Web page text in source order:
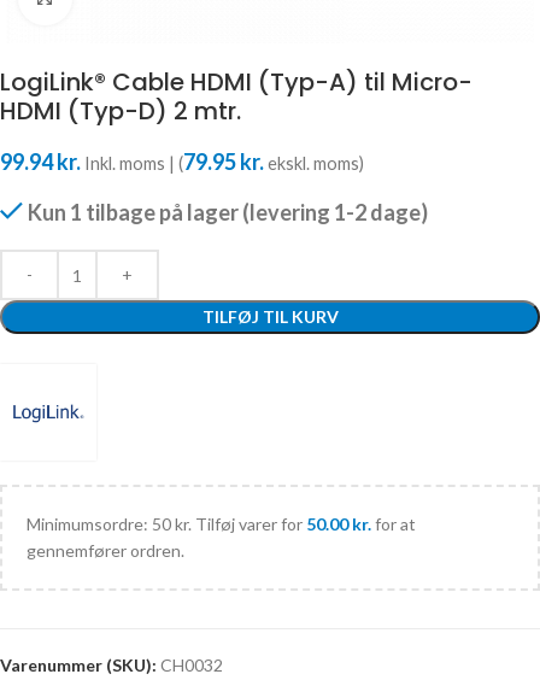
LogiLink® Cable HDMI (Typ-A) til Micro-
HDMI (Typ-D) 2 mtr.
99.94kr. Inkl. moms | (79.95kr.ekskl. moms)
Kun 1 tilbage på lager (levering 1-2 dage)
TILFØJ TIL KURV
Minimumsordre: 50 kr. Tilføj varer for 50.00kr.for at
gennemfører ordren.
Varenummer (SKU): CH0032